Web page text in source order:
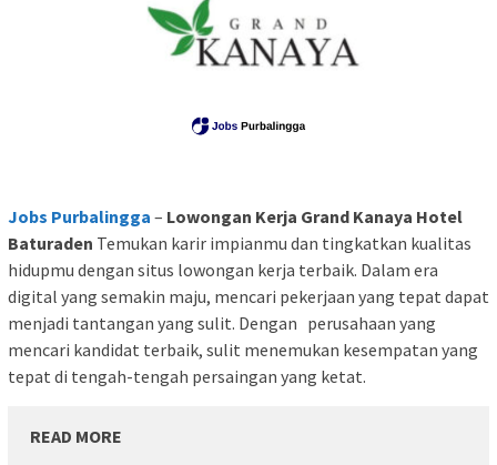
Jobs Purbalingga – Lowongan Kerja Grand Kanaya Hotel
Baturaden Temukan karir impianmu dan tingkatkan kualitas
hidupmu dengan situs lowongan kerja terbaik. Dalam era
digital yang semakin maju, mencari pekerjaan yang tepat dapat
menjadi tantangan yang sulit. Dengan perusahaan yang
mencari kandidat terbaik, sulit menemukan kesempatan yang
tepat di tengah-tengah persaingan yang ketat.
READ MORE